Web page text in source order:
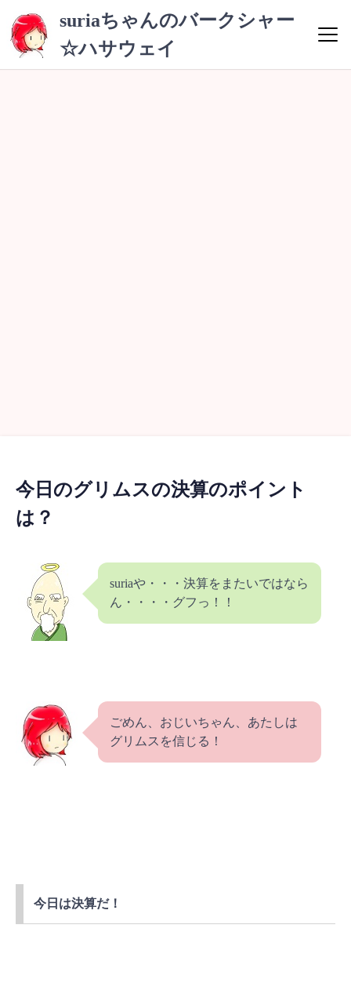
テ
suriaちゃんのバークシャー
☆ハサウェイ
今日のグリムスの決算のポイント
は？
suriaや・・・決算をまたいではなら
ん・・・・グフっ！！
ごめん、おじいちゃん、あたしは
グリムスを信じる！
今日は決算だ！